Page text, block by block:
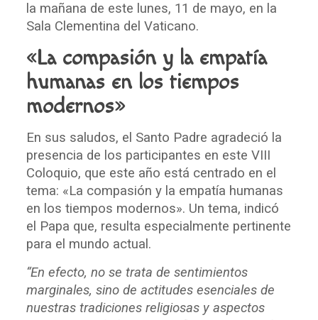
la mañana de este lunes, 11 de mayo, en la
Sala Clementina del Vaticano.
«La compasión y la empatía
humanas en los tiempos
modernos»
En sus saludos, el Santo Padre agradeció la
presencia de los participantes en este VIII
Coloquio, que este año está centrado en el
tema: «La compasión y la empatía humanas
en los tiempos modernos». Un tema, indicó
el Papa que, resulta especialmente pertinente
para el mundo actual.
“En efecto, no se trata de sentimientos
marginales, sino de actitudes esenciales de
nuestras tradiciones religiosas y aspectos